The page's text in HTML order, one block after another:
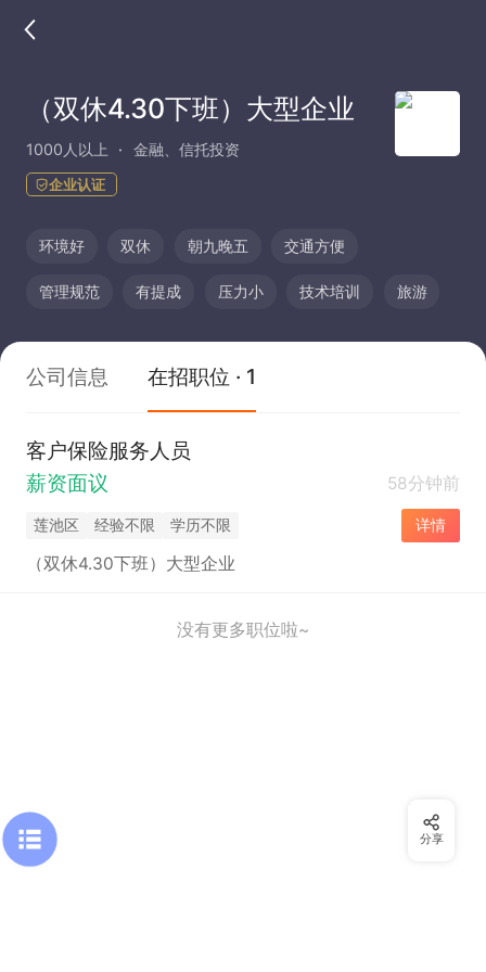
（双休4.30下班）大型企业
1000人以上 金融、信托投资
企业认证
环境好 双休 朝九晚五 交通方便
管理规范 有提成 压力小 技术培训 旅游
公司信息 在招职位 · 1
客户保险服务人员
薪资面议
58分钟前
莲池区 经验不限 学历不限 详情
（双休4.30下班）大型企业
没有更多职位啦~
分享